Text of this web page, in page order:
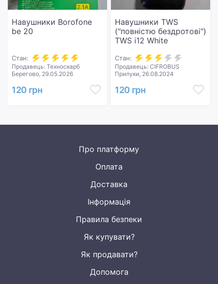
Навушники Borofone
be 20
Стан:
Продавець: Техноскарб
Берегово, 29.05.2026
120 грн
Навушники TWS
("повністю бездротові")
TWS i12 White
Стан:
Продавець: CIFROBUS
Прилуки, 26.08.2024
120 грн
Про платформу
Оплата
Доставка
Інформація
Правила безпеки
Як купувати?
Як продавати?
Допомога